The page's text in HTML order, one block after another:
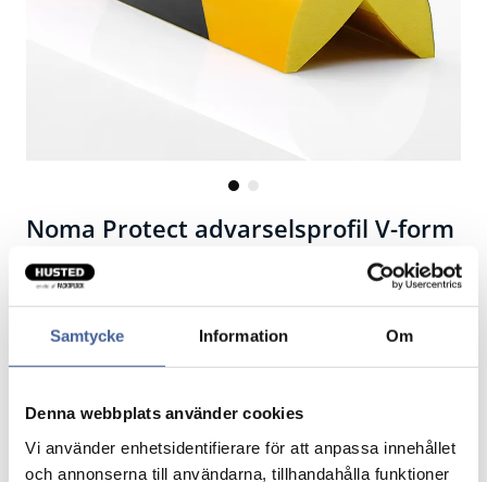
Samtycke Information Om
Denna webbplats använder cookies
Vi använder enhetsidentifierare för att anpassa innehållet
och annonserna till användarna, tillhandahålla funktioner
Noma Protect advarselsprofil V-form
40x28 mm
skum, der advarer og beskytter på samme tid.
ulykke.
Selvklæbende med højtydende permanent klæber, der